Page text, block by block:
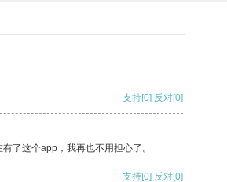
支持[0] 反对[0]
了这个app，我再也不用担心了。
支持[0] 反对[0]